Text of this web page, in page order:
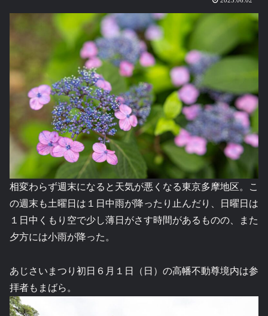
相変わらず週末になると天気が悪くなる東京多摩地区。こ
の週末も土曜日は１日中雨が降ったり止んだり、日曜日は
１日中くもり空で少し薄日がさす時間があるものの、また
夕方には小雨が降った。
あじさいまつり初日６月１日（日）の高幡不動尊境内は参
拝者もまばら。